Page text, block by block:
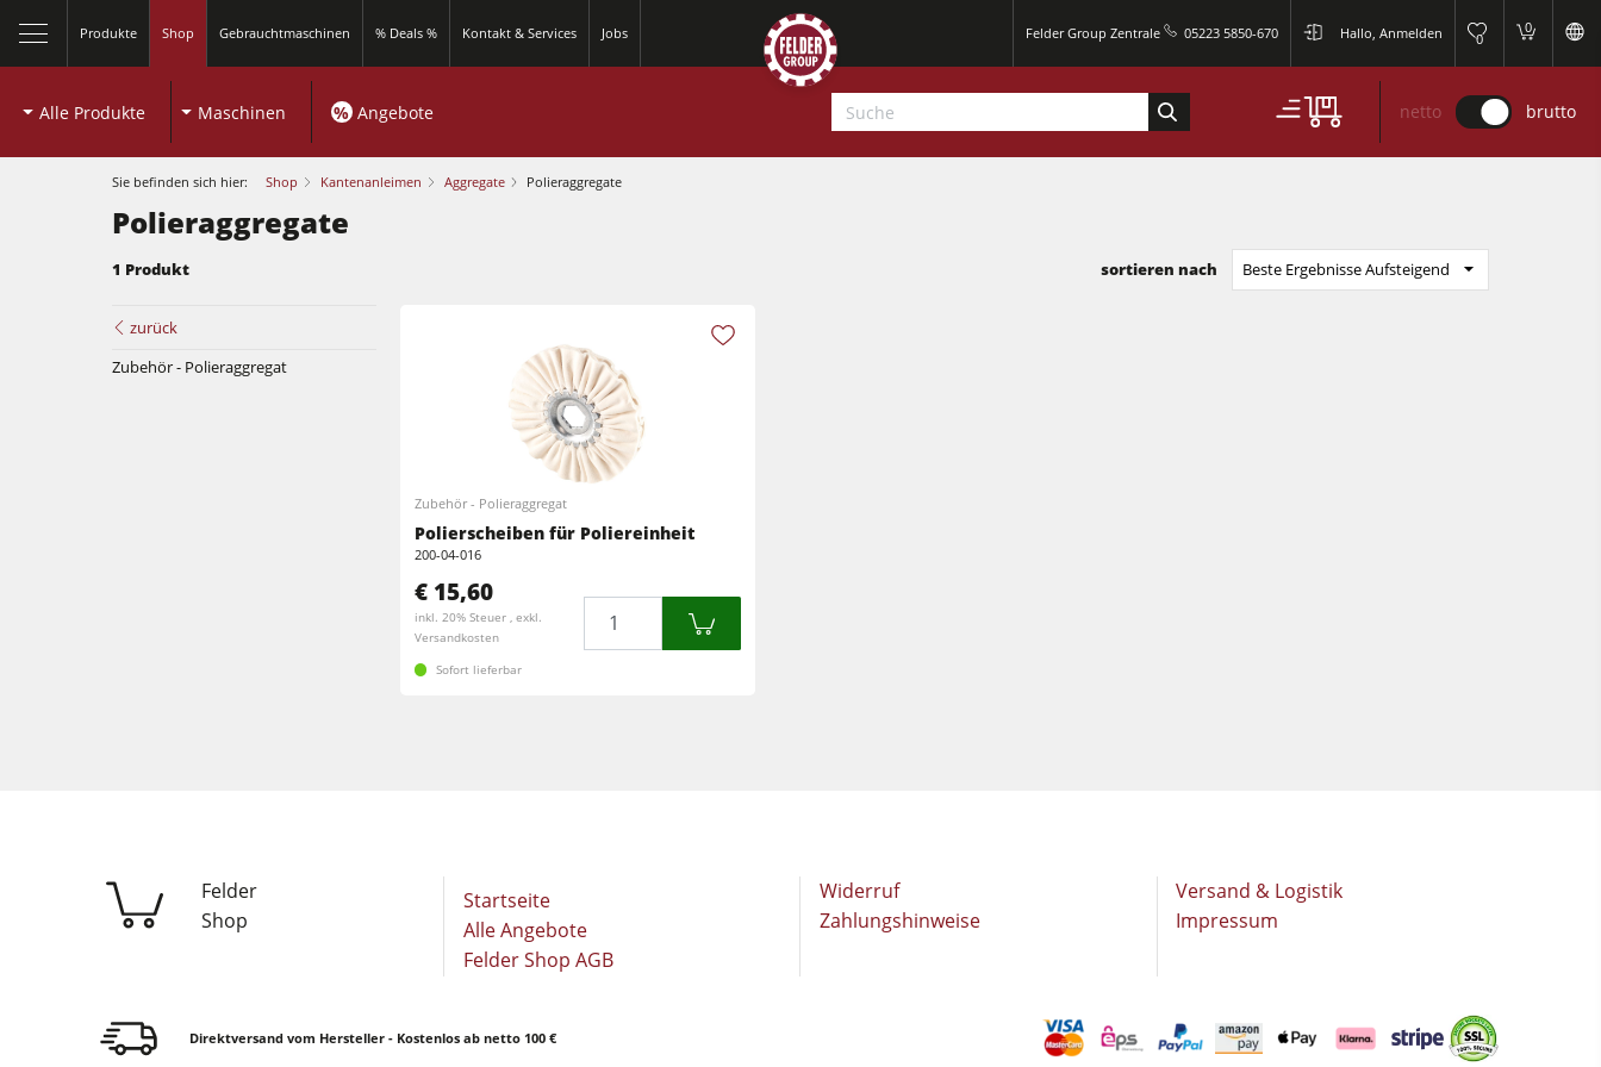
Produkte Shop Gebrauchtmaschinen % Deals % Kontakt & Services Jobs Felder Group Zentrale 05223 5850-670 Hallo, Anmelden 0
0
Hobelmaschinen
Fräsmaschinen Kreissäge-Fräsmaschinen
CNC-Bearbeitungszentren
CNC Fenster- und Türenbearbeitung
Breitbandschleifmaschinen Langband- & Kantenschleifmaschinen
Bürst- und Bürstschleifmaschinen Bandsägen
Druckbalkensägen & Plattenaufteilsägen
F4Solutions Software Automatisierung & Materialhandling
Projektmanagement
Hobelmaschinen
Kreissäge-Fräsmaschinen
CNC Bearbeitungszentren
Kantenanleimmaschinen
Alle Produkte Maschinen % Angebote netto brutto
Sie befinden sich hier: Shop Kantenanleimen Aggregate Polieraggregate
Polieraggregate
1 Produkt sortieren nach Beste Ergebnisse Aufsteigend
zurück
Zubehör - Polieraggregat
Zubehör - Polieraggregat
Polierscheiben für Poliereinheit
200-04-016
€ 15,60
inkl. 20% Steuer , exkl.
Versandkosten
Sofort lieferbar
Felder
Shop
Startseite
Alle Angebote
Felder Shop AGB
Widerruf
Zahlungshinweise
Versand & Logistik
Impressum
Direktversand vom Hersteller - Kostenlos ab netto 100 €